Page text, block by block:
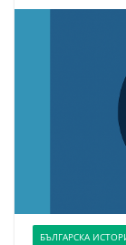
БЪЛГАРСКА